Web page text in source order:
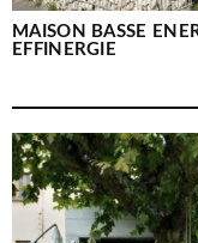
MAISON BASSE
EFFINERGIE